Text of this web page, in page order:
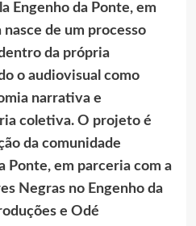
Engenho da Ponte, em
de um processo
da própria
o audiovisual como
narrativa e
coletiva. O projeto é
da comunidade
Ponte, em parceria com a
Negras no Engenho da
e Odé